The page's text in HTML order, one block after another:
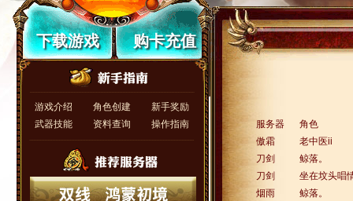
下载游戏 购卡充值
游戏介绍 角色创建
新手奖励
武器技能
资料查询 操作指南 服务器
角色
傲霜
老中医ii
刀剑
鲸落。
刀剑
坐在坟头唱
烟雨
鲸落。